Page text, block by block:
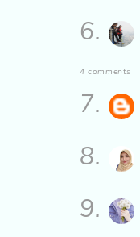
6.
4 comments
7.
8.
9.